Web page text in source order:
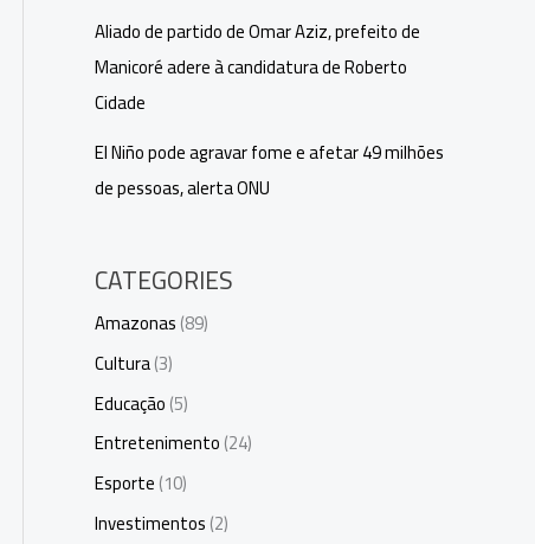
Aliado de partido de Omar Aziz, prefeito de
Manicoré adere à candidatura de Roberto
Cidade
El Niño pode agravar fome e afetar 49 milhões
de pessoas, alerta ONU
CATEGORIES
Amazonas(89)
Cultura(3)
Educação(5)
Entretenimento(24)
Esporte(10)
Investimentos(2)